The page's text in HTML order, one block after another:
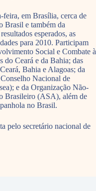
feira, em Brasília, cerca de
Brasil e também da
esperados, as
para 2010. Participam
Social e Combate à
do Ceará e da Bahia; das
Bahia e Alagoas; da
Nacional de
e da Organização Não-
Brasileiro (ASA), além de
no Brasil.
pelo secretário nacional de